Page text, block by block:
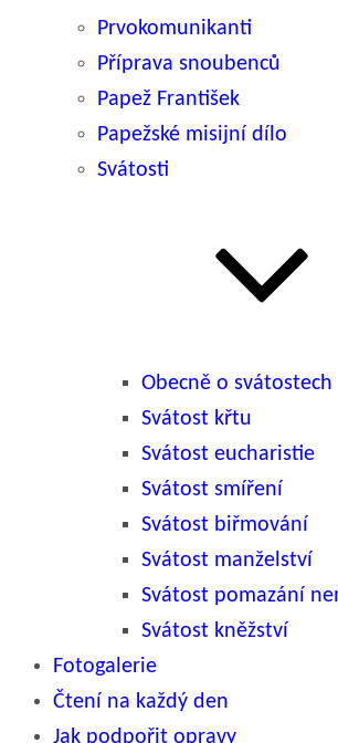
Prvokomunikanti
Příprava snoubenců
Papež František
Papežské misijní dílo
Svátosti
Obecně o svátostech
Svátost křtu
Svátost eucharistie
Svátost smíření
Svátost biřmování
Svátost manželství
Svátost pomazání
Svátost kněžství
Fotogalerie
Čtení na každý den
Jak podpořit opravy